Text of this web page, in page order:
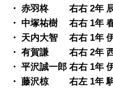
・ 赤羽柊 右右 2年
・ 中塚祐樹 右右 1年
・ 天内大智 右右 1年
・ 有賀謙 右右 2年
・ 平沢誠一郎 右右 1年
・ 藤沢椋 右左 1年